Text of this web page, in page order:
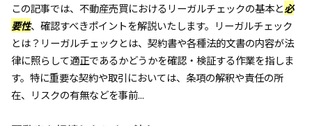
この記事では、不動産売買におけるリーガルチェックの基本と必
要性、確認すべきポイントを解説いたします。リーガルチェック
とは？リーガルチェックとは、契約書や各種法的文書の内容が法
律に照らして適正であるかどうかを確認・検証する作業を指しま
す。特に重要な契約や取引においては、条項の解釈や責任の所
在、リスクの有無などを事前...